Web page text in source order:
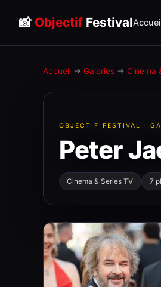
📸 Objectif Festival
Accueil → Galeries → Cinema
OBJECTIF FESTIVAL ·
Peter
Cinema & Series TV 7